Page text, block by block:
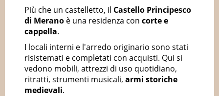
Più che un castelletto, il Castello Principesco
di Merano è una residenza con corte e
cappella.
I locali interni e l'arredo originario sono stati
risistemati e completati con acquisti. Qui si
vedono mobili, attrezzi di uso quotidiano,
ritratti, strumenti musicali, armi storiche
medievali.